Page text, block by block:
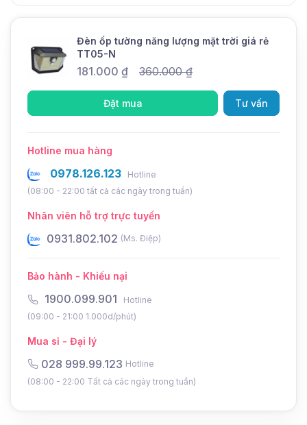
Đèn ốp tường năng lượng mặt trời giá rẻ
TT05-N
181.000 ₫ 360.000₫
Đặt mua Tư vấn
Hotline mua hàng
0978.126.123
Hotline
(08:00 - 22:00 tất cả các ngày trong tuần)
Nhân viên hỗ trợ trực tuyến
0931.802.102 (Ms. Điệp)
Bảo hành - Khiếu nại
1900.099.901
Hotline
(09:00 - 21:00 1.000d/phút)
Mua sỉ - Đại lý
028 999.99.123 Hotline
(08:00 - 22:00 Tất cả các ngày trong tuần)